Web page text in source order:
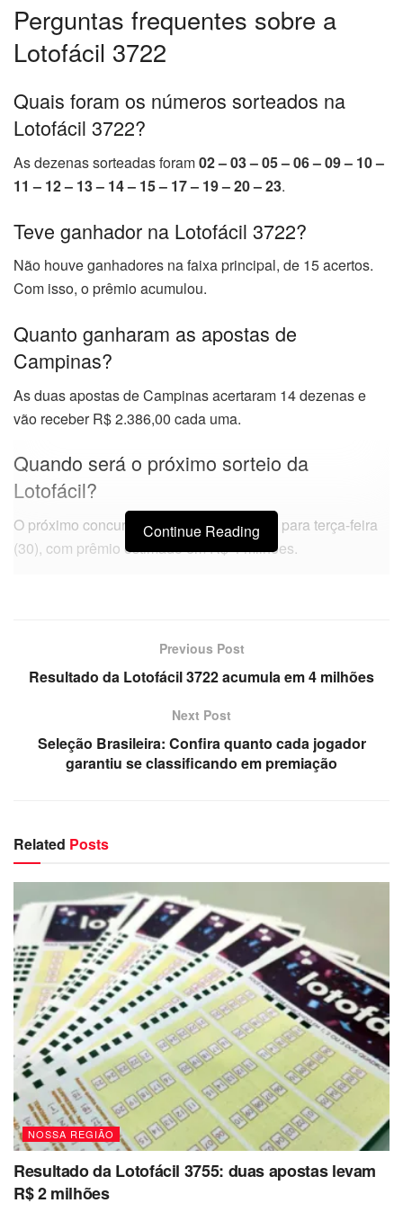
Perguntas frequentes sobre a
Lotofácil 3722
Quais foram os números sorteados na
Lotofácil 3722?
As dezenas sorteadas foram02 – 03 – 05 – 06 – 09 – 10 –
11 – 12 – 13 – 14 – 15 – 17 – 19 – 20 – 23.
Teve ganhador na Lotofácil 3722?
Não houve ganhadores na faixa principal, de 15 acertos.
Com isso, o prêmio acumulou.
Quanto ganharam as apostas de
Campinas?
As duas apostas de Campinas acertaram 14 dezenas e
vão receber R$ 2.386,00 cada uma.
Quando será o próximo sorteio da
Lotofácil?
O próximo concurso será o 3723, previsto para terça-feira
(30), com prêmio estimado em R$ 4 milhões.
Continue Reading
Previous Post
Resultado da Lotofácil 3722 acumula em 4 milhões
Next Post
Seleção Brasileira: Confira quanto cada jogador
garantiu se classificando em premiação
Related Posts
NOSSA REGIÃO
Resultado da Lotofácil 3755: duas apostas levam
R$ 2 milhões